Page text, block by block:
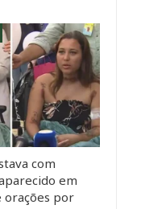
com
em
orações por